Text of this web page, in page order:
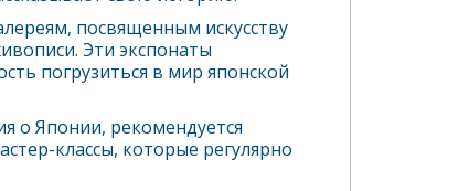
посвященным искусству
Эти экспонаты
погрузиться в мир японской
о Японии, рекомендуется
классы, которые регулярно